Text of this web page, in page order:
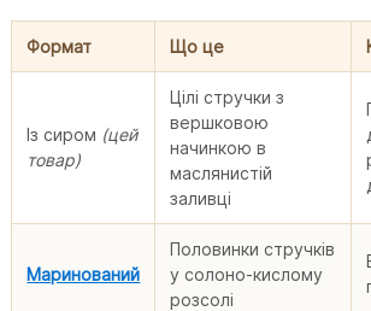
Формат Що це
Із сиром (цей
товар)
Цілі стручки з
вершковою
начинкою в
маслянистій
заливці
Маринований
Половинки стручків
у солоно-кислому
розсолі